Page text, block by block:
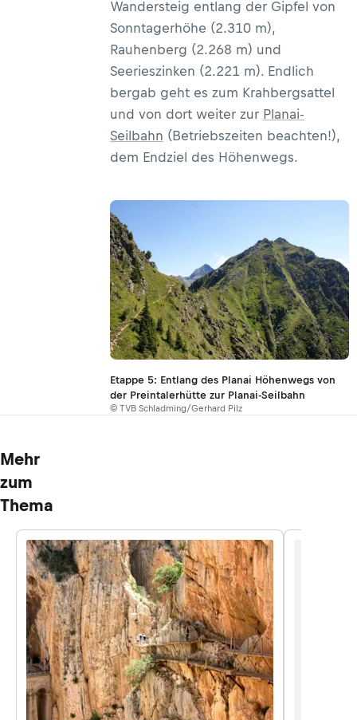
Wandersteig entlang der Gipfel von
Sonntagerhöhe (2.310 m),
Rauhenberg (2.268 m) und
Seerieszinken (2.221 m). Endlich
bergab geht es zum Krahbergsattel
und von dort weiter zur Planai-
Seilbahn (Betriebszeiten beachten!),
dem Endziel des Höhenwegs.
Etappe 5: Entlang des Planai Höhenwegs von
der Preintalerhütte zur Planai-Seilbahn
© TVB Schladming/Gerhard Pilz
Mehr
zum
Thema